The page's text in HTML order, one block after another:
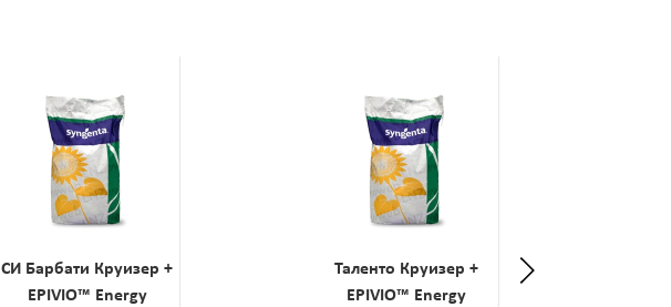
СИ Барбати Круизер +
EPIVIO™ Energy
Таленто Круизер +
EPIVIO™ Energy